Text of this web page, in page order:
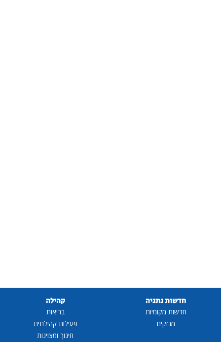
חדשות נתניה
חדשות מקומיות
מבזקים
קהילה
בריאות
פעילות קהילתית
חינוך ומצוינות